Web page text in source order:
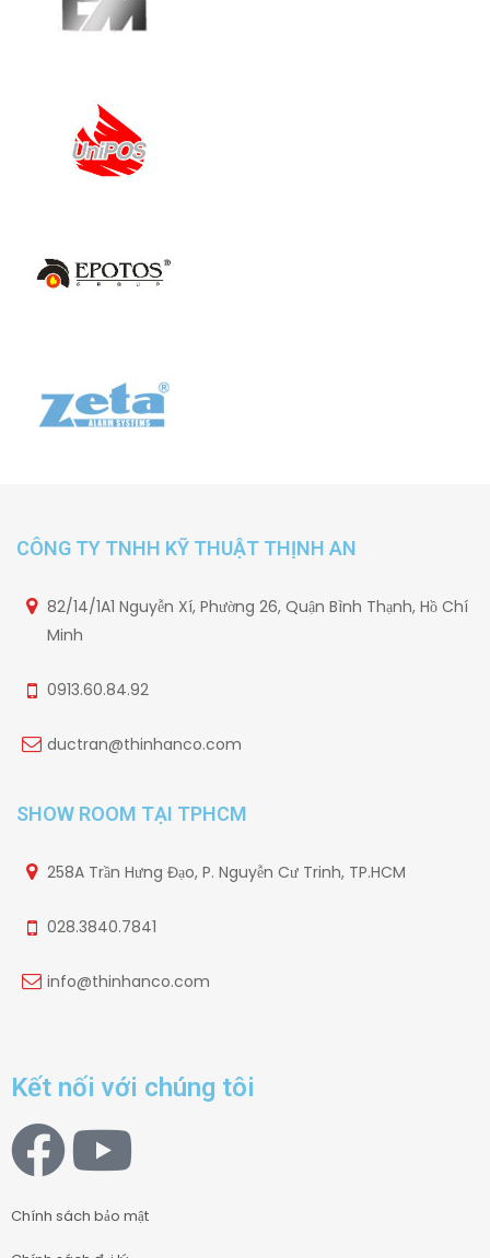
CÔNG TY TNHH KỸ THUẬT THỊNH AN
82/14/1A1 Nguyễn Xí, Phường 26, Quận Bình Thạnh, Hồ Chí
Minh
0913.60.84.92
ductran@thinhanco.com
SHOW ROOM TẠI TPHCM
258A Trần Hưng Đạo, P. Nguyễn Cư Trinh, TP.HCM
028.3840.7841
info@thinhanco.com
Kết nối với chúng tôi
Chính sách bảo mật